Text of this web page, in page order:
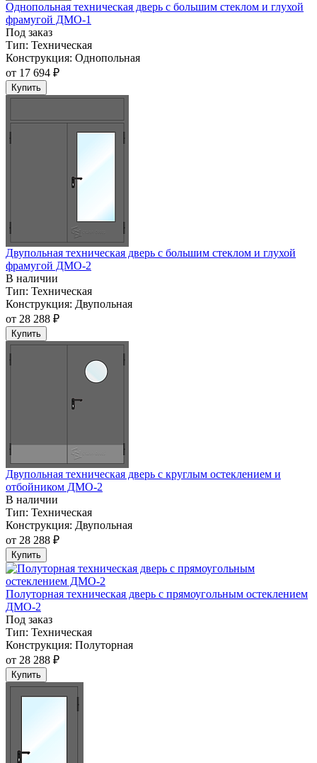
Однопольная техническая дверь с большим стеклом и глухой
фрамугой ДМО-1
Под заказ
Тип: Техническая
Конструкция: Однопольная
от 17 694 ₽
Купить
Двупольная техническая дверь c большим стеклом и глухой
фрамугой ДМО-2
В наличии
Тип: Техническая
Конструкция: Двупольная
от 28 288 ₽
Купить
Двупольная техническая дверь c круглым остеклением и
отбойником ДМО-2
В наличии
Тип: Техническая
Конструкция: Двупольная
от 28 288 ₽
Купить
Полуторная техническая дверь с прямоугольным остеклением
ДМО-2
Под заказ
Тип: Техническая
Конструкция: Полуторная
от 28 288 ₽
Купить